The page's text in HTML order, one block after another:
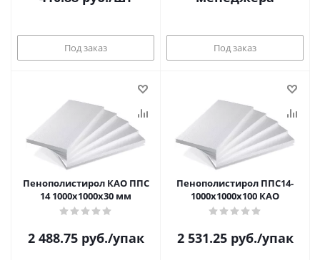
Под заказ Под заказ
Пенополистирол КАО ППС
14 1000х1000х30 мм
2 488.75руб./упак
Пенополистирол ППС14-
1000х1000х100 КАО
2 531.25руб./упак